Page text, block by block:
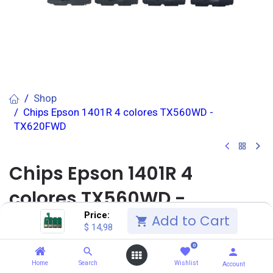
Price:
$ 14,98 Add to Cart
Home Search
0
Wishlist Account
Shop
Chips Epson 1401R 4 colores TX560WD -
TX620FWD
Chips Epson 1401R 4
colores TX560WD -
TX620FWD
(0 reseña)
SALCEDO (6.0) Unidad(es)